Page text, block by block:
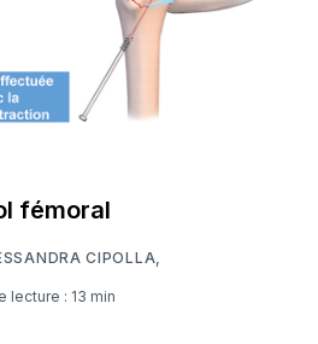
fémoral
CIPOLLA,
lecture : 13 min